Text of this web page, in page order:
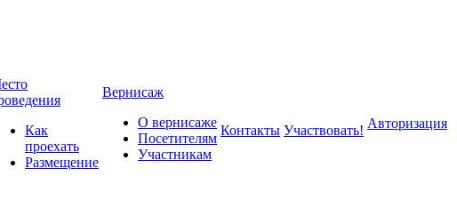
Как
проехать
Размещение
Вернисаж
О вернисаже
Посетителям
Участникам
Контакты Участвовать! Авторизация